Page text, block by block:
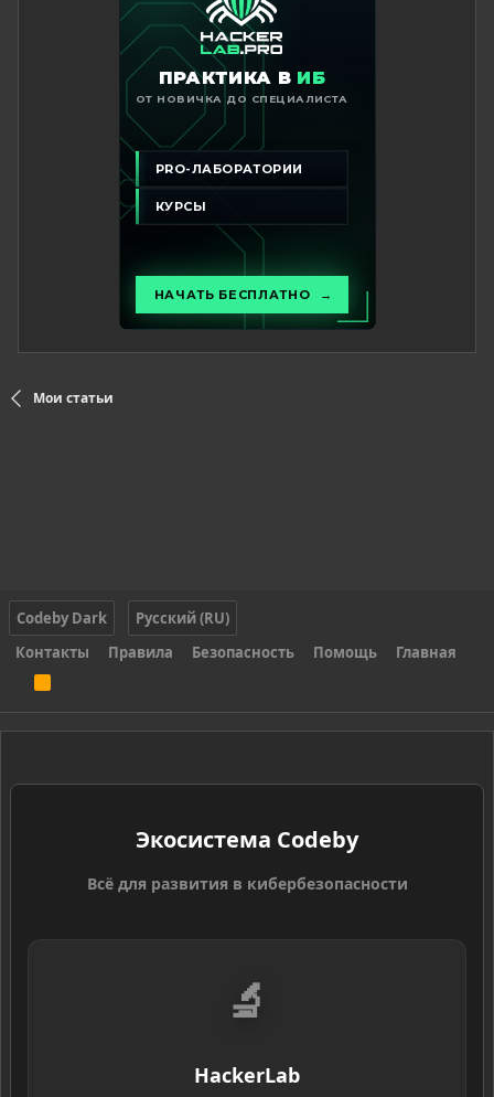
Мои статьи
Codeby Dark
Русский (RU)
Контакты
Правила Безопасность Помощь Главная
S
Экосистема Codeby
Всё для развития в кибербезопасности
🔬
HackerLab